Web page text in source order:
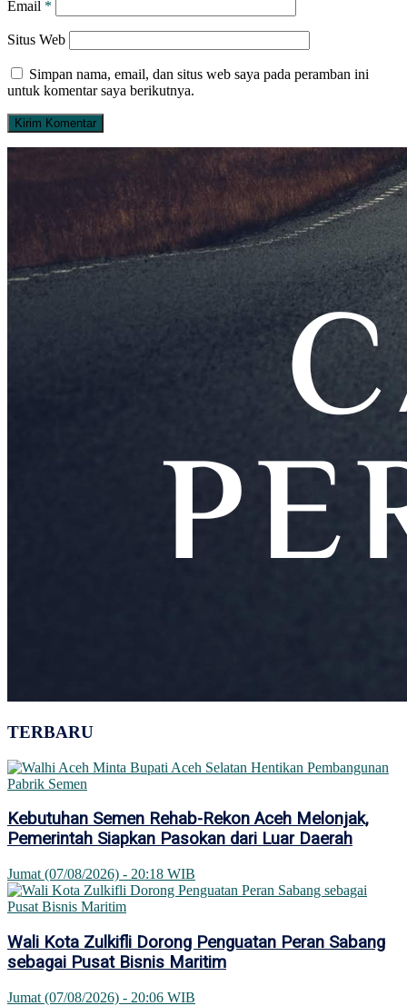
Email *
Situs Web
Simpan nama, email, dan situs web saya pada peramban ini
untuk komentar saya berikutnya.
TERBARU
Kebutuhan Semen Rehab-Rekon Aceh Melonjak,
Pemerintah Siapkan Pasokan dari Luar Daerah
Jumat (07/08/2026) - 20:18 WIB
Wali Kota Zulkifli Dorong Penguatan Peran Sabang
sebagai Pusat Bisnis Maritim
Jumat (07/08/2026) - 20:06 WIB